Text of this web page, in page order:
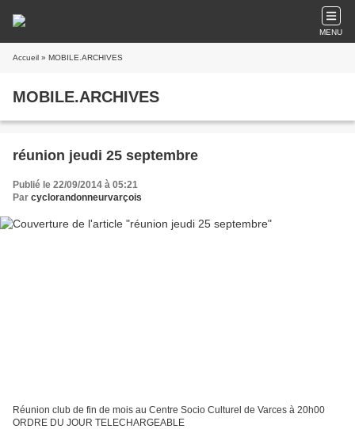
MENU
Accueil » MOBILE.ARCHIVES
MOBILE.ARCHIVES
réunion jeudi 25 septembre
Publié le 22/09/2014 à 05:21
Par cyclorandonneurvarçois
Réunion club de fin de mois au Centre Socio Culturel de Varces à 20h00
ORDRE DU JOUR TELECHARGEABLE